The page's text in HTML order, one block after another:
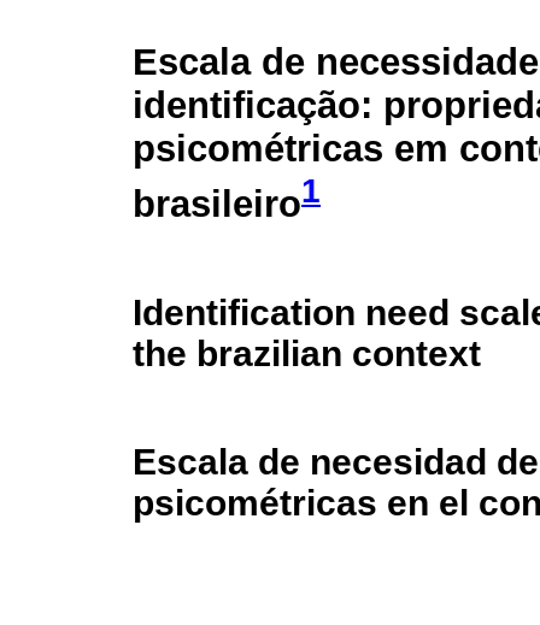
Escala de
identificação:
psicométricas em
brasileiro1
Identification need
the brazilian context
Escala de necesidad
psicométricas en el